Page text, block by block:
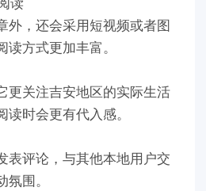
外，还会采用短视频或者图
方式更加丰富。
更关注吉安地区的实际生活
时会更有代入感。
表评论，与其他本地用户交
围。